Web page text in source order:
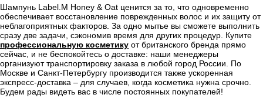
Шампунь Label.M Honey & Oat ценится за то, что одновременно
обеспечивает восстановление поврежденных волос и их защиту от
неблагоприятных факторов. За одно мытье вы сможете выполнить
сразу две задачи, сэкономив время для других процедур. Купите
профессиональную косметику от британского бренда прямо
сейчас, и не беспокойтесь о доставке: наши менеджеры
организуют транспортировку заказа в любой город России. По
Москве и Санкт-Петербургу производится также ускоренная
экспресс-доставка – для случаев, когда косметика нужна срочно.
Будем рады видеть вас в числе постоянных покупателей!